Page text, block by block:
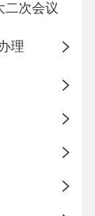
二次会议
理